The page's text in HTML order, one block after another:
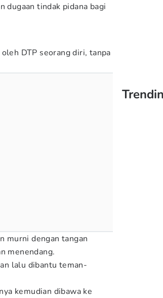
dugaan tindak pidana bagi
DTP seorang diri, tanpa
murni dengan tangan
menendang.
lalu dibantu teman-
kemudian dibawa ke